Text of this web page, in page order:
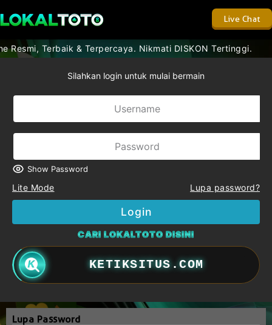
Live Chat
Resmi, Terbaik & Terpercaya. Nikmati DISKON Tertinggi.
Silahkan login untuk mulai bermain
Show Password
Lite Mode Lupa password?
Login
CARI LOKALTOTO DISINI
KETIKSITUS.COM
Lupa Password